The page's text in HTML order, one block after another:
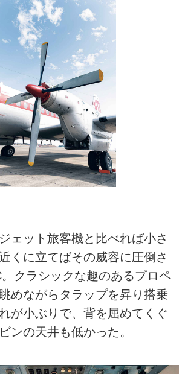
ェット旅客機と比べれば小さ
くに立てばその威容に圧倒さ
クラシックな趣のあるプロペ
めながらタラップを昇り搭乗
が小ぶりで、背を屈めてくぐ
ンの天井も低かった。